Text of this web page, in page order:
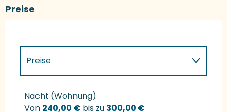
Preise
Preise
Preise 2027
Nacht (Wohnung)
Von 240,00 € bis zu 300,00 €